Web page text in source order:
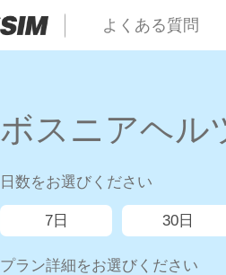
よくある質問
ボスニアヘル
日数をお選びください
7日 30日
プラン詳細をお選びください